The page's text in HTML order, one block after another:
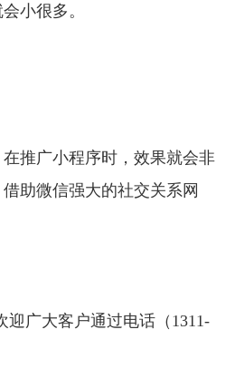
小很多。
推广小程序时，效果就会非
助微信强大的社交关系网
迎广大客户通过电话（1311-